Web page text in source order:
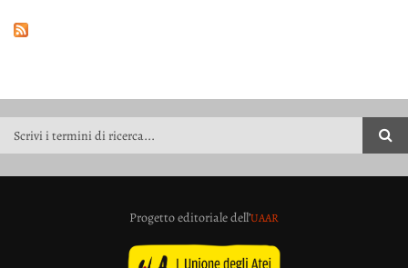
FORM DI RICERCA
Progetto editoriale dell’UAAR